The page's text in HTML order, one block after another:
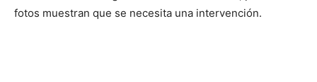
fotos muestran que se necesita una intervención.